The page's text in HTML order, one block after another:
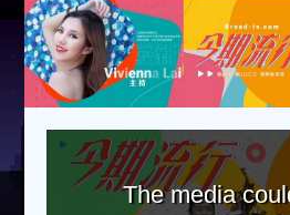
The media